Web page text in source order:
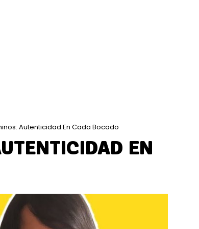
Autenticidad En Cada Bocado
EN